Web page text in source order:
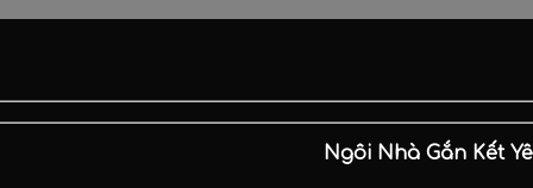
Ngôi Nhà Gắn Kết Yêu